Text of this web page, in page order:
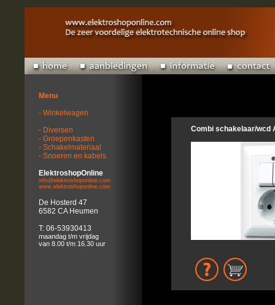
Menu
- Winkelwagen
- Diversen
- Groepenkasten
- Schakelmateriaal
- Snoeren en kabels
ElektroshopOnline
info@elektroshoponline.com
www.elektroshoponline.com
De Hosterd 47
6582 CA Heumen
T: 06-53930413
maandag t/m vrijdag
van 8.00 t/m 16.30 uur
Combi schakelaar/wcd